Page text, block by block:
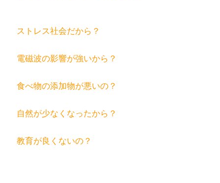
ストレス社会だから？
電磁波の影響が強いから？
食べ物の添加物が悪いの？
自然が少なくなったから？
教育が良くないの？